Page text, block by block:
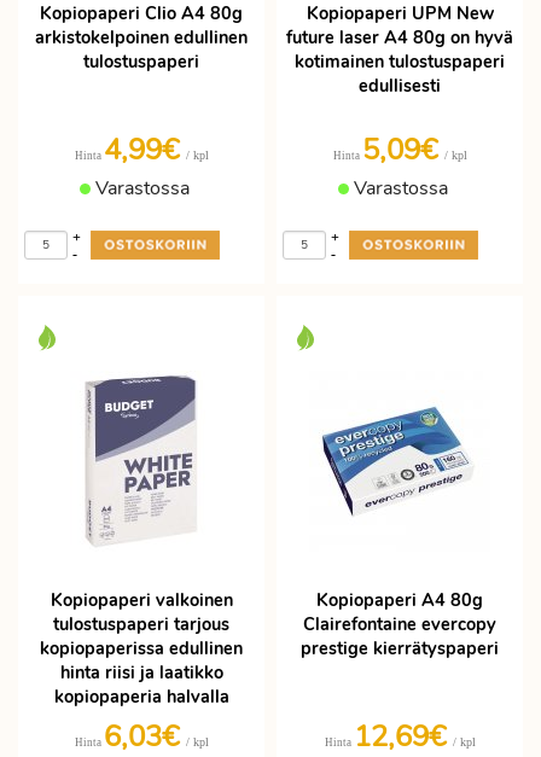
Kopiopaperi Clio A4 80g
arkistokelpoinen edullinen
tulostuspaperi
Hinta 4,99€ / kpl
Varastossa
-
+
Kopiopaperi UPM New
future laser A4 80g on hyvä
kotimainen tulostuspaperi
edullisesti
Hinta 5,09€ / kpl
Varastossa
-
+
Kopiopaperi valkoinen
tulostuspaperi tarjous
kopiopaperissa edullinen
hinta riisi ja laatikko
kopiopaperia halvalla
Hinta 6,03€ / kpl
Kopiopaperi A4 80g
Clairefontaine evercopy
prestige kierrätyspaperi
Hinta 12,69€ / kpl